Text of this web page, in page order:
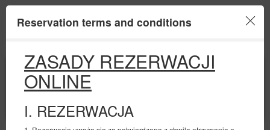
Reservation terms and conditions
ZASADY REZERWACJI
ONLINE
I. REZERWACJA
BEGINNING
09
AUGUST
2026
END
FILTERS